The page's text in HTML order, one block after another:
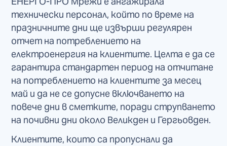
технически персонал, който по време на
празничните дни ще извърши регулярен
отчет на потреблението на
електроенергия на клиентите. Целта е да се
гарантира стандартен период на отчитане
на потреблението на клиентите за месец
май и да не се допусне включването на
повече дни в сметките, поради струпването
на почивни дни около Великден и Гергьовден.
Клиентите, които са пропуснали да